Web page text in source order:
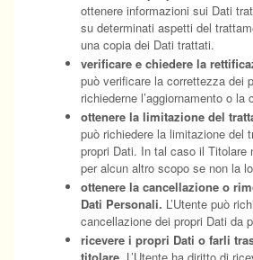
ottenere informazioni sui Dati
su determinati aspetti del
una copia dei Dati trattati.
verificare e chiedere la
può verificare la correttezza dei
richiederne l’aggiornamento o la
ottenere la limitazione del
può richiedere la limitazione del
propri Dati. In tal caso il Titolare
per alcun altro scopo se non la
ottenere la cancellazione o
Dati Personali. L’Utente può
cancellazione dei propri Dati da
ricevere i propri Dati o farli
titolare. L’Utente ha diritto di